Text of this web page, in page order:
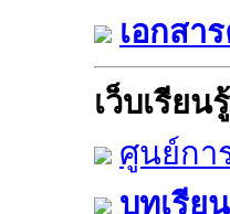
เอกสา
เว็บเรียนรู้
ศูนย์กา
บทเรีย